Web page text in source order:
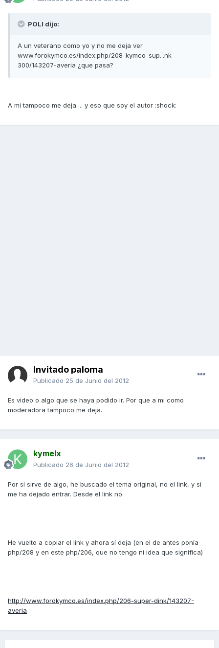
POLI dijo:
A un veterano como yo y no me deja ver
www.forokymco.es/index.php/208-kymco-sup...nk-
300/143207-averia ¿que pasa?
A mi tampoco me deja ... y eso que soy el autor :shock:
Invitado paloma
Publicado 25 de Junio del 2012
Es video o algo que se haya podido ir. Por que a mi como
moderadora tampoco me deja.
kymelx
Publicado 26 de Junio del 2012
Por si sirve de algo, he buscado el tema original, no el link, y sí
me ha dejado entrar. Desde el link no.
He vuelto a copiar el link y ahora sí deja (en el de antes ponía
php/208 y en este php/206, que no tengo ni idea que significa)
http://www.forokymco.es/index.php/206-super-dink/143207-
averia